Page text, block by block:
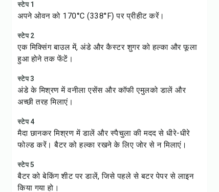
स्टेप 1
अपने ओवन को 170°C (338°F) पर प्रीहीट करें।
स्टेप 2
एक मिक्सिंग बाउल में, अंडे और कैस्टर शुगर को हल्का और फूला
हुआ होने तक फेंटें।
स्टेप 3
अंडे के मिश्रण में वनीला एसेंस और कॉफी एमुलको डालें और
अच्छी तरह मिलाएं।
स्टेप 4
मैदा छानकर मिश्रण में डालें और स्पैचुला की मदद से धीरे-धीरे
फोल्ड करें। बैटर को हल्का रखने के लिए जोर से न मिलाएं।
स्टेप 5
बैटर को बेकिंग शीट पर डालें, जिसे पहले से बटर पेपर से लाइन
किया गया हो।